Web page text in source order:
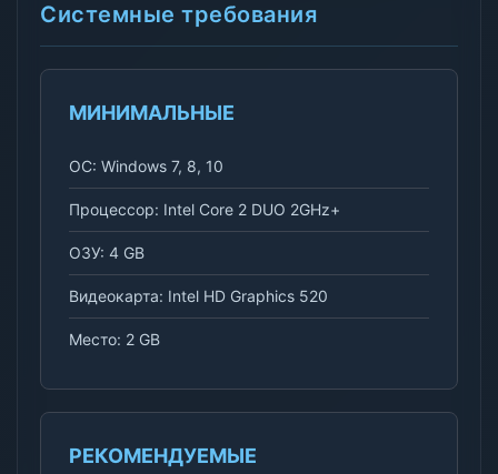
Системные требования
МИНИМАЛЬНЫЕ
ОС: Windows 7, 8, 10
Процессор: Intel Core 2 DUO 2GHz+
ОЗУ: 4 GB
Видеокарта: Intel HD Graphics 520
Место: 2 GB
РЕКОМЕНДУЕМЫЕ